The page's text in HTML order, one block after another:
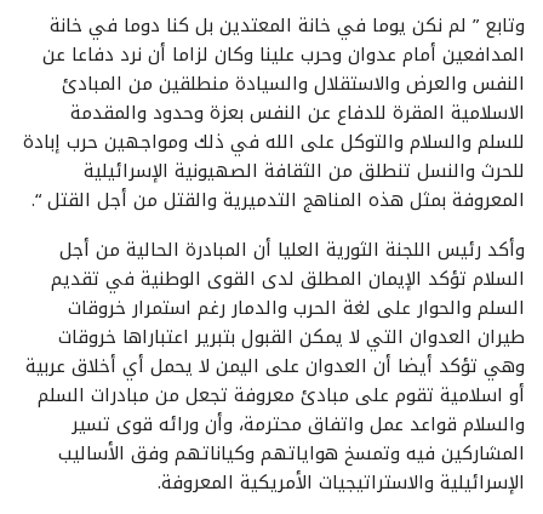
وتابع ” لم نكن يوما في خانة المعتدين بل كنا دوما في خانة
المدافعين أمام عدوان وحرب علينا وكان لزاما أن نرد دفاعا عن
النفس والعرض والاستقلال والسيادة منطلقين من المبادئ
الاسلامية المقرة للدفاع عن النفس بعزة وحدود والمقدمة
للسلم والسلام والتوكل على الله في ذلك ومواجهين حرب إبادة
للحرث والنسل تنطلق من الثقافة الصهيونية الإسرائيلية
المعروفة بمثل هذه المناهج التدميرية والقتل من أجل القتل “.
وأكد رئيس اللجنة الثورية العليا أن المبادرة الحالية من أجل
السلام تؤكد الإيمان المطلق لدى القوى الوطنية في تقديم
السلم والحوار على لغة الحرب والدمار رغم استمرار خروقات
طيران العدوان التي لا يمكن القبول بتبرير اعتباراها خروقات
وهي تؤكد أيضا أن العدوان على اليمن لا يحمل أي أخلاق عربية
أو اسلامية تقوم على مبادئ معروفة تجعل من مبادرات السلم
والسلام قواعد عمل واتفاق محترمة، وأن ورائه قوى تسير
المشاركين فيه وتمسخ هواياتهم وكياناتهم وفق الأساليب
الإسرائيلية والاستراتيجيات الأمريكية المعروفة.